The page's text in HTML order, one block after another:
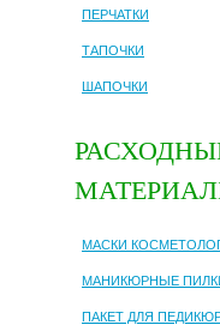
ПЕРЧАТКИ
ТАПОЧКИ
ШАПОЧКИ
МАСКИ
МАНИКЮРНЫЕ
ПАКЕТ ДЛЯ